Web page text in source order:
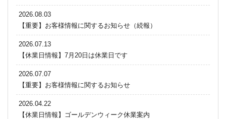
2026.08.03
【重要】お客様情報に関するお知らせ（続報）
2026.07.13
【休業日情報】7月20日は休業日です
2026.07.07
【重要】お客様情報に関するお知らせ
2026.04.22
【休業日情報】ゴールデンウィーク休業案内